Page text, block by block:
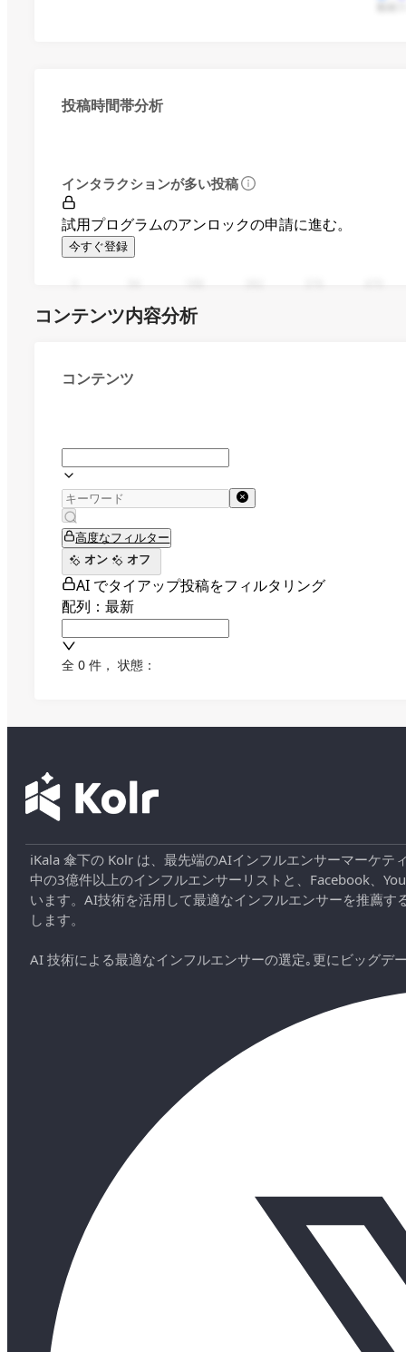
投稿時間帯分析
インタラクションが多い投稿
試用プログラムのアンロックの申請に進む。
今すぐ登録
コンテンツ内容分析
コンテンツ
高度なフィルター
オン
オフ
AI でタイアップ投稿をフィルタリング
配列：最新
全 0 件 ， 状態：
iKala 傘下の Kolr は、最先端のAIインフルエンサーマーケ
中の3億件以上のインフルエンサーリストと、Facebook、
います。AI技術を活用して最適なインフルエンサーを推薦
します。
AI 技術による最適なインフルエンサーの選定｡更にビッグデ